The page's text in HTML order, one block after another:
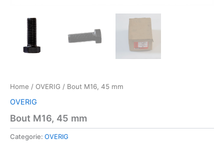
Home / OVERIG / Bout M16, 45 mm
OVERIG
Bout M16, 45 mm
Categorie: OVERIG